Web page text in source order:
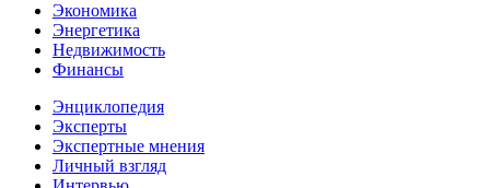
Экономика
Энергетика
Недвижимость
Финансы
Энциклопедия
Эксперты
Экспертные мнения
Личный взгляд